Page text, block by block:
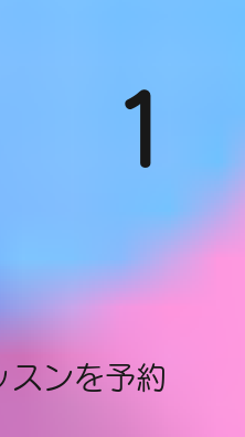
1
スンを予約